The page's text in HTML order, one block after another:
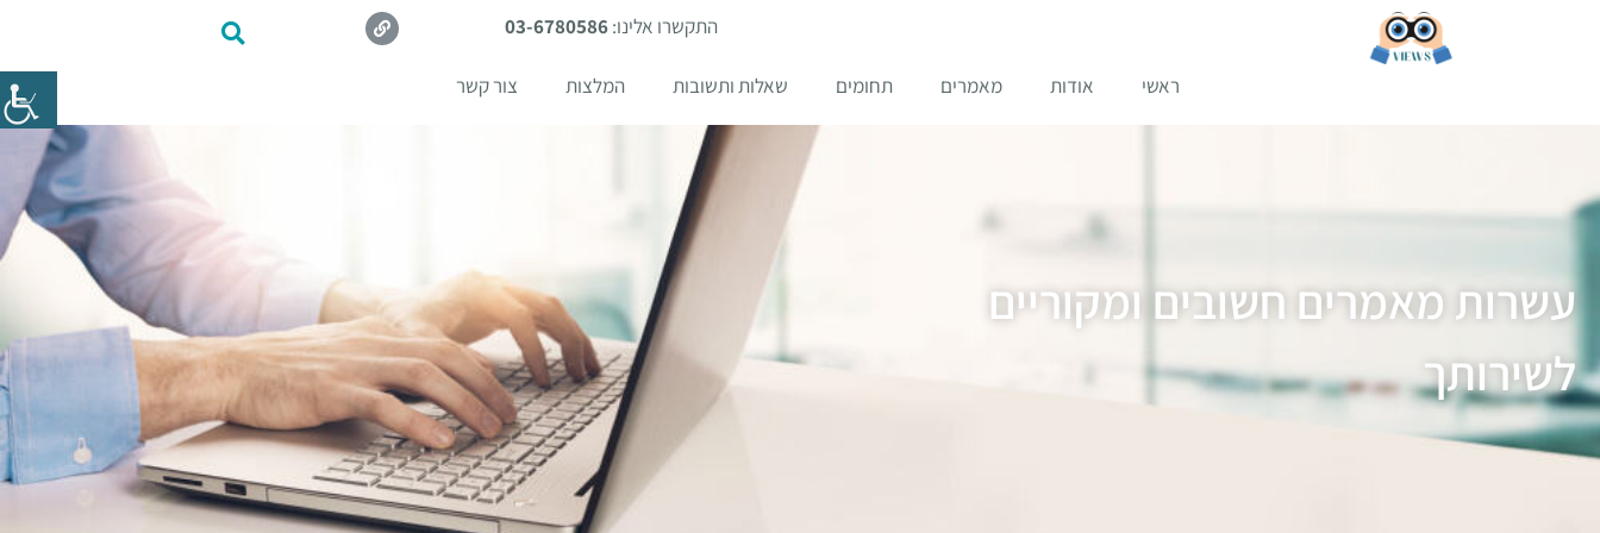
התקשרו אלינו:03-6780586
ראשי אודות מאמרים תחומים שאלות ותשובות המלצות צור קשר
עשרות מאמרים חשובים ומקוריים
לשירותך